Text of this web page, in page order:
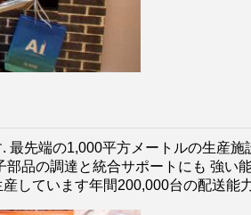
先端の1,000平方メートルの生産施
品の調達と統合サポートにも 強い
しています年間200,000台の配送能